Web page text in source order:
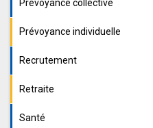
Prévoyance collective
Prévoyance individuelle
Recrutement
Retraite
Santé